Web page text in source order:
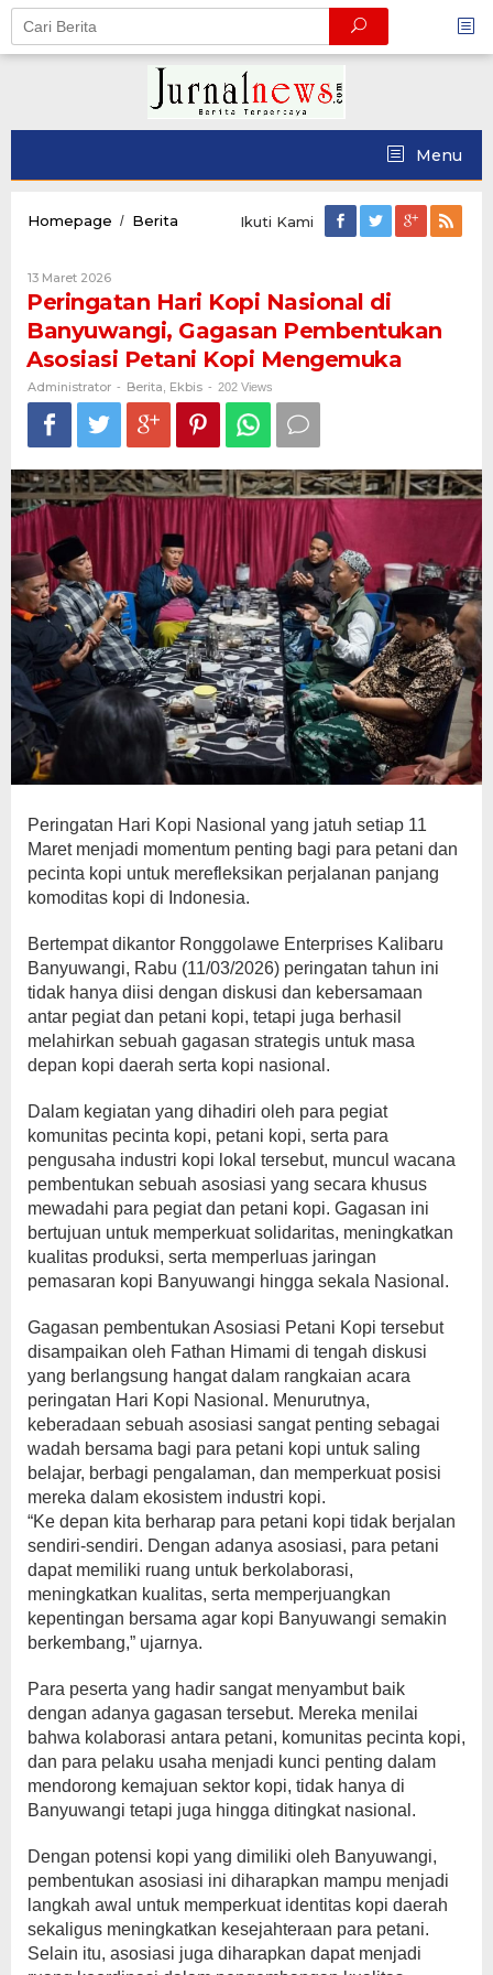
Skip
content
Menu
Homepage / Berita Peringatan
di
Banyuwangi,
Gagasan
Pembentukan
Kopi
Mengemuka
Ikuti Kami
13 Maret 2026Oleh
Administrator
Peringatan Hari Kopi Nasional di
Banyuwangi, Gagasan Pembentukan
Asosiasi Petani Kopi Mengemuka
Administrator - Berita, Ekbis - 202 Views
Peringatan Hari Kopi Nasional yang jatuh setiap 11
Maret menjadi momentum penting bagi para petani dan
pecinta kopi untuk merefleksikan perjalanan panjang
komoditas kopi di Indonesia.
Bertempat dikantor Ronggolawe Enterprises Kalibaru
Banyuwangi, Rabu (11/03/2026) peringatan tahun ini
tidak hanya diisi dengan diskusi dan kebersamaan
antar pegiat dan petani kopi, tetapi juga berhasil
melahirkan sebuah gagasan strategis untuk masa
depan kopi daerah serta kopi nasional.
Dalam kegiatan yang dihadiri oleh para pegiat
komunitas pecinta kopi, petani kopi, serta para
pengusaha industri kopi lokal tersebut, muncul wacana
pembentukan sebuah asosiasi yang secara khusus
mewadahi para pegiat dan petani kopi. Gagasan ini
bertujuan untuk memperkuat solidaritas, meningkatkan
kualitas produksi, serta memperluas jaringan
pemasaran kopi Banyuwangi hingga sekala Nasional.
Gagasan pembentukan Asosiasi Petani Kopi tersebut
disampaikan oleh Fathan Himami di tengah diskusi
yang berlangsung hangat dalam rangkaian acara
peringatan Hari Kopi Nasional. Menurutnya,
keberadaan sebuah asosiasi sangat penting sebagai
wadah bersama bagi para petani kopi untuk saling
belajar, berbagi pengalaman, dan memperkuat posisi
mereka dalam ekosistem industri kopi.
“Ke depan kita berharap para petani kopi tidak berjalan
sendiri-sendiri. Dengan adanya asosiasi, para petani
dapat memiliki ruang untuk berkolaborasi,
meningkatkan kualitas, serta memperjuangkan
kepentingan bersama agar kopi Banyuwangi semakin
berkembang,” ujarnya.
Para peserta yang hadir sangat menyambut baik
dengan adanya gagasan tersebut. Mereka menilai
bahwa kolaborasi antara petani, komunitas pecinta kopi,
dan para pelaku usaha menjadi kunci penting dalam
mendorong kemajuan sektor kopi, tidak hanya di
Banyuwangi tetapi juga hingga ditingkat nasional.
Dengan potensi kopi yang dimiliki oleh Banyuwangi,
pembentukan asosiasi ini diharapkan mampu menjadi
langkah awal untuk memperkuat identitas kopi daerah
sekaligus meningkatkan kesejahteraan para petani.
Selain itu, asosiasi juga diharapkan dapat menjadi